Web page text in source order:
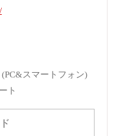
(PC&スマートフォン)
ト